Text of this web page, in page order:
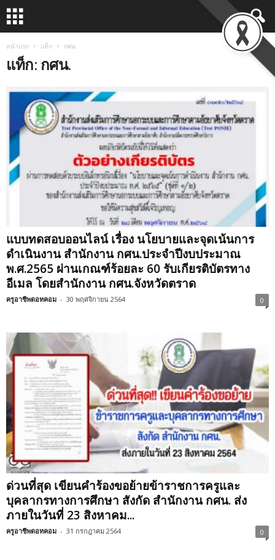
หน้าแรก แท็ก กศน.
แท็ก: กศน.
แบบทดสอบออนไลน์ เรื่อง นโยบายและจุดเน้นการ
ดำเนินงาน สำนักงาน กศน.ประจำปีงบประมาณ
พ.ศ.2565 ผ่านเกณฑ์ร้อยละ 60 รับเกียรติบัตรทาง
อีเมล โดยสำนักงาน กศน.จังหวัดตราด
ครูอาชีพดอทคอม - 30 พฤศจิกายน 2564 0
ด่วนที่สุด เขียนคำร้องขอย้ายข้าราชการครูและ
บุคลากรทางการศึกษา สังกัด สำนักงาน กศน. ส่ง
ภายในวันที่ 23 สิงหาคม...
ครูอาชีพดอทคอม - 31 กรกฎาคม 2564 0